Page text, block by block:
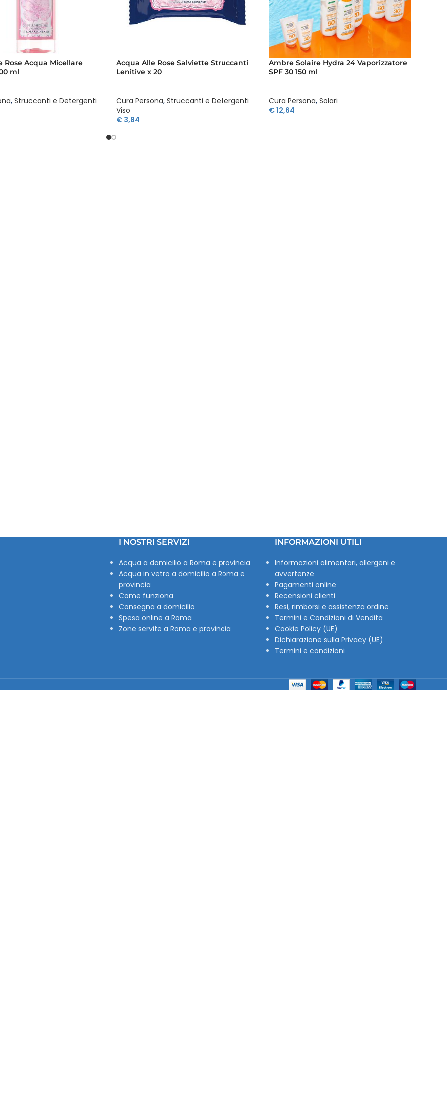
Rose Acqua Micellare
ml
, Struccanti e Detergenti
Acqua Alle Rose Salviette Struccanti
Lenitive x 20
Cura Persona, Struccanti e Detergenti
Viso
€ 3,84
Ambre Solaire Hydra 24 Vaporizzatore
SPF 30 150 ml
Cura Persona, Solari
€12,64
I NOSTRI SERVIZI
Acqua a domicilio a Roma e provincia
Acqua in vetro a domicilio a Roma e
provincia
Come funziona
Consegna a domicilio
Spesa online a Roma
Zone servite a Roma e provincia
INFORMAZIONI UTILI
Informazioni alimentari, allergeni e
avvertenze
Pagamenti online
Recensioni clienti
Resi, rimborsi e assistenza ordine
Termini e Condizioni di Vendita
Cookie Policy (UE)
Dichiarazione sulla Privacy (UE)
Termini e condizioni